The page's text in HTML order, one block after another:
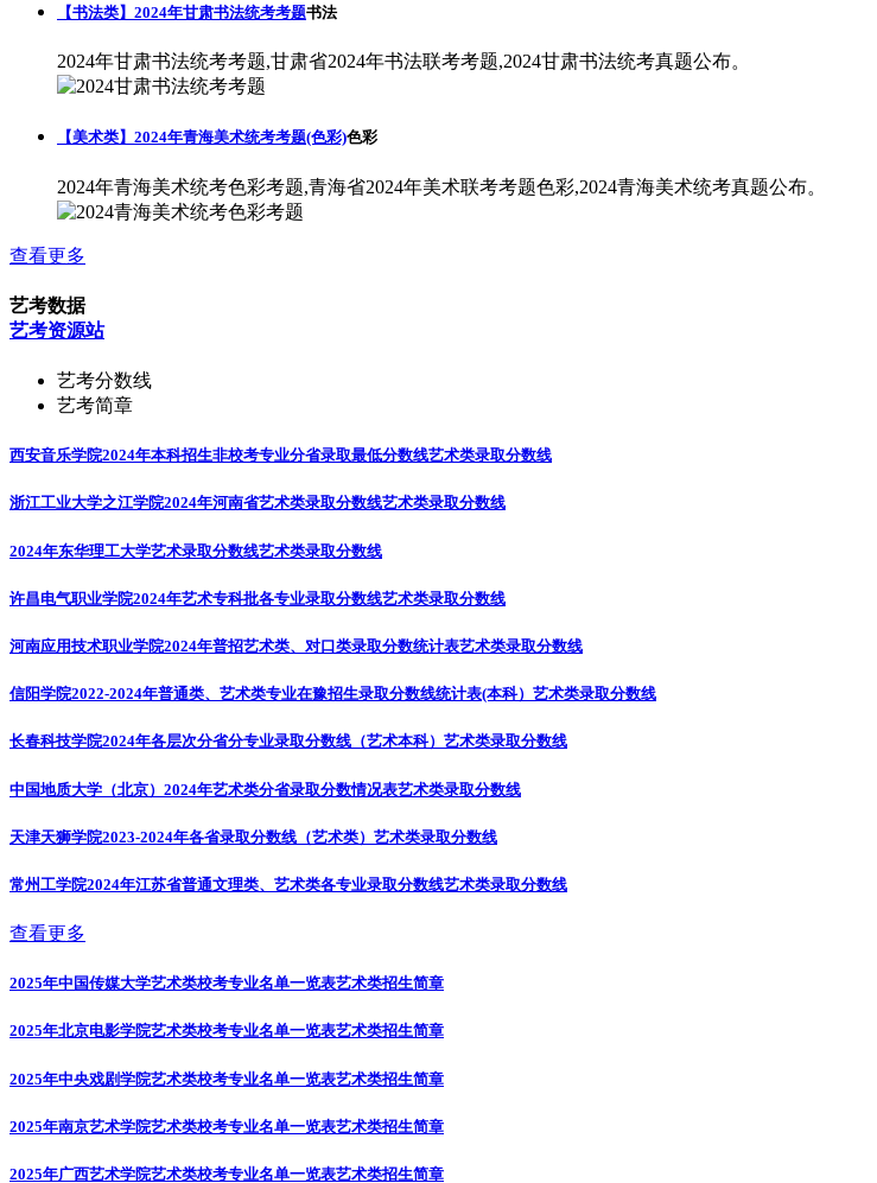
【书法类】2024年甘肃书法统考考题书法
2024年甘肃书法统考考题,甘肃省2024年书法联考考题,2024甘肃书法统考真题公布。
【美术类】2024年青海美术统考考题(色彩)色彩
2024年青海美术统考色彩考题,青海省2024年美术联考考题色彩,2024青海美术统考真题公布。
查看更多
艺考数据
艺考资源站
艺考分数线
艺考简章
西安音乐学院2024年本科招生非校考专业分省录取最低分数线艺术类录取分数线
浙江工业大学之江学院2024年河南省艺术类录取分数线艺术类录取分数线
2024年东华理工大学艺术录取分数线艺术类录取分数线
许昌电气职业学院2024年艺术专科批各专业录取分数线艺术类录取分数线
河南应用技术职业学院2024年普招艺术类、对口类录取分数统计表艺术类录取分数线
信阳学院2022-2024年普通类、艺术类专业在豫招生录取分数线统计表(本科） 艺术类录取分数线
长春科技学院2024年各层次分省分专业录取分数线（艺术本科） 艺术类录取分数线
中国地质大学（北京）2024年艺术类分省录取分数情况表艺术类录取分数线
天津天狮学院2023-2024年各省录取分数线（艺术类） 艺术类录取分数线
常州工学院2024年江苏省普通文理类、艺术类各专业录取分数线艺术类录取分数线
查看更多
2025年中国传媒大学艺术类校考专业名单一览表艺术类招生简章
2025年北京电影学院艺术类校考专业名单一览表艺术类招生简章
2025年中央戏剧学院艺术类校考专业名单一览表艺术类招生简章
2025年南京艺术学院艺术类校考专业名单一览表艺术类招生简章
2025年广西艺术学院艺术类校考专业名单一览表艺术类招生简章